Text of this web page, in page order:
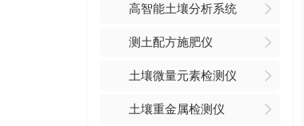
高智能土壤分析系统
测土配方施肥仪
土壤微量元素检测仪
土壤重金属检测仪